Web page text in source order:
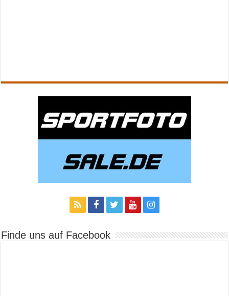
Finde uns auf Facebook